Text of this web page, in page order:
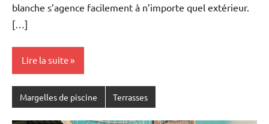
blanche s’agence facilement à n’importe quel extérieur.
[…]
Lire la suite
Margelles de piscine Terrasses